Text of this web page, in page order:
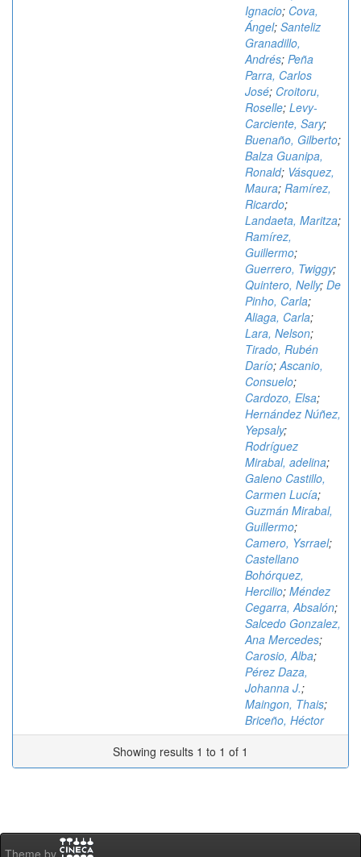
Ignacio; Cova,
Ángel; Santeliz
Granadillo,
Andrés; Peña
Parra, Carlos
José; Croitoru,
Roselle; Levy-
Carciente, Sary;
Buenaño, Gilberto;
Balza Guanipa,
Ronald; Vásquez,
Maura; Ramírez,
Ricardo;
Landaeta, Maritza;
Ramírez,
Guillermo;
Guerrero, Twiggy;
Quintero, Nelly; De
Pinho, Carla;
Aliaga, Carla;
Lara, Nelson;
Tirado, Rubén
Darío;Ascanio,
Consuelo;
Cardozo, Elsa;
Hernández Núñez,
Yepsaly;
Rodríguez
Mirabal, adelina;
Galeno Castillo,
Carmen Lucía;
Guzmán Mirabal,
Guillermo;
Camero, Ysrrael;
Castellano
Bohórquez,
Hercilio; Méndez
Cegarra, Absalón;
Salcedo Gonzalez,
Ana Mercedes;
Carosio, Alba;
Pérez Daza,
Johanna J.;
Maingon, Thais;
Briceño, Héctor
Showing results 1 to 1 of 1